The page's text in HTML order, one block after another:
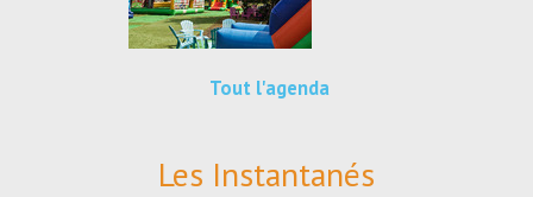
Tout l'agenda
Les Instantanés